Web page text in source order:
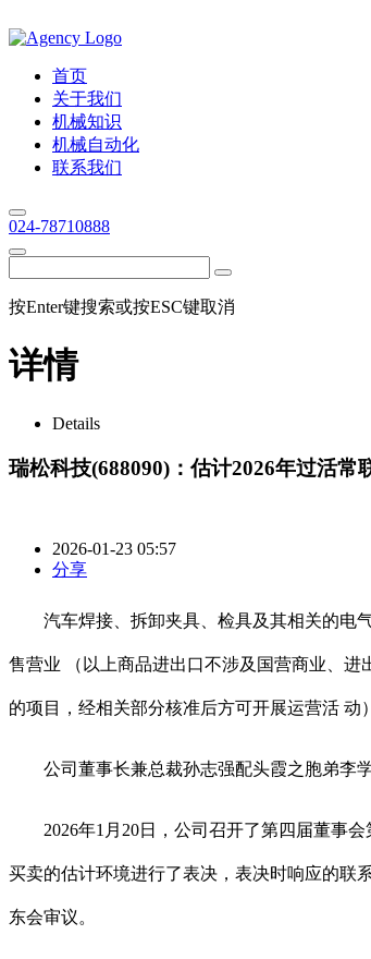
首页
关于我们
机械知识
机械自动化
联系我们
024-78710888
按Enter键搜索或按ESC键取消
详情
Details
瑞松科技(688090)：估计2026年过活常
2026-01-23 05:57
分享
汽车焊接、拆卸夹具、检具及其相关的电气
售营业 （以上商品进出口不涉及国营商业、
的项目，经相关部分核准后方可开展运营活 动
公司董事长兼总裁孙志强配头霞之胞弟李学
2026年1月20日，公司召开了第四届董事会
买卖的估计环境进行了表决，表决时响应的联
东会审议。